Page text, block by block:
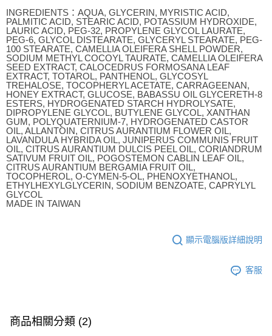
INGREDIENTS：AQUA, GLYCERIN, MYRISTIC ACID,
PALMITIC ACID, STEARIC ACID, POTASSIUM HYDROXIDE,
LAURIC ACID, PEG-32, PROPYLENE GLYCOL LAURATE,
PEG-6, GLYCOL DISTEARATE, GLYCERYL STEARATE, PEG-
100 STEARATE, CAMELLIA OLEIFERA SHELL POWDER,
SODIUM METHYL COCOYL TAURATE, CAMELLIA OLEIFERA
SEED EXTRACT, CALOCEDRUS FORMOSANA LEAF
EXTRACT, TOTAROL, PANTHENOL, GLYCOSYL
TREHALOSE, TOCOPHERYL ACETATE, CARRAGEENAN,
HONEY EXTRACT, GLUCOSE, BABASSU OIL GLYCERETH-8
ESTERS, HYDROGENATED STARCH HYDROLYSATE,
DIPROPYLENE GLYCOL, BUTYLENE GLYCOL, XANTHAN
GUM, POLYQUATERNIUM-7, HYDROGENATED CASTOR
OIL, ALLANTOIN, CITRUS AURANTIUM FLOWER OIL,
LAVANDULA HYBRIDA OIL, JUNIPERUS COMMUNIS FRUIT
OIL, CITRUS AURANTIUM DULCIS PEEL OIL, CORIANDRUM
SATIVUM FRUIT OIL, POGOSTEMON CABLIN LEAF OIL,
CITRUS AURANTIUM BERGAMIA FRUIT OIL,
TOCOPHEROL, O-CYMEN-5-OL, PHENOXYETHANOL,
ETHYLHEXYLGLYCERIN, SODIUM BENZOATE, CAPRYLYL
GLYCOL
MADE IN TAIWAN
顯示電腦版詳細說明
客服
商品相關分類 (2)